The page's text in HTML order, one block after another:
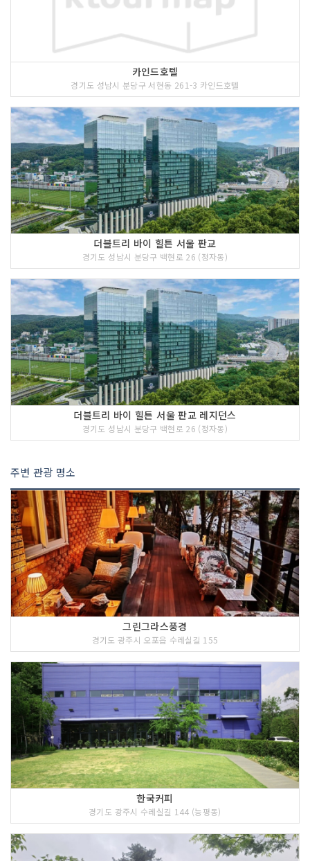
카인드호텔
경기도 성남시 분당구 서현동 261-3 카인드호텔
더블트리 바이 힐튼 서울 판교
경기도 성남시 분당구 백현로 26 (정자동)
더블트리 바이 힐튼 서울 판교 레지던스
경기도 성남시 분당구 백현로 26 (정자동)
주변 관광 명소
그린그라스풍경
경기도 광주시 오포읍 수레실길 155
한국커피
경기도 광주시 수레실길 144 (능평동)